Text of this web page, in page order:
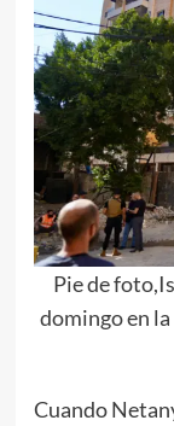
Pie de
domingo en
Cuando